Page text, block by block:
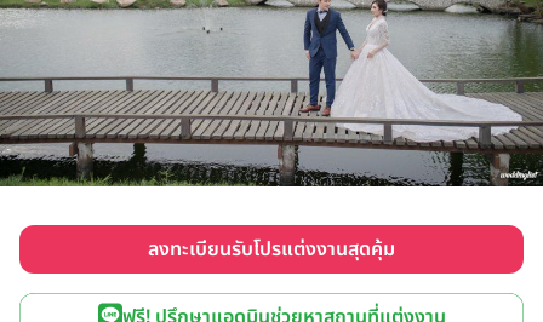
ลงทะเบียนรับโปรแต่งงานสุดคุ้ม